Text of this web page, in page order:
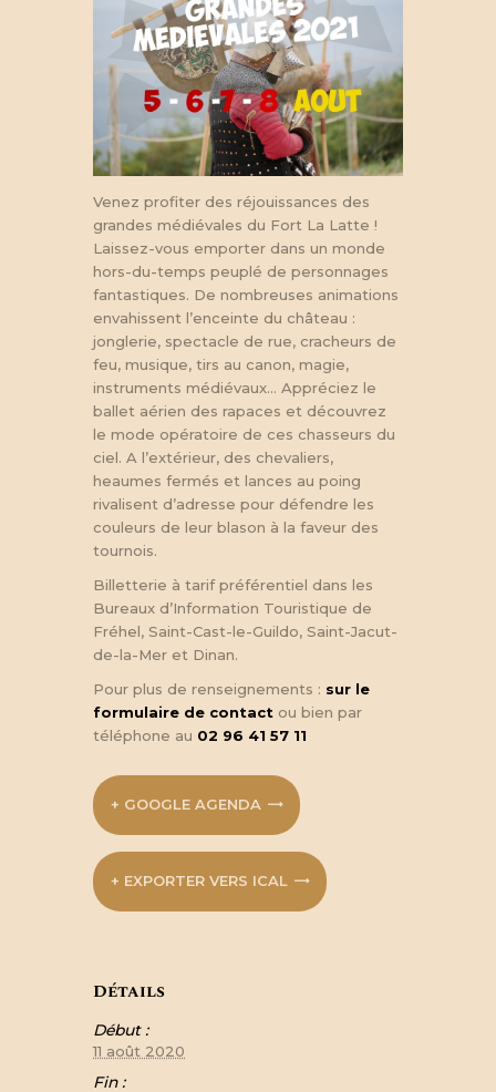
Venez profiter des réjouissances des
grandes médiévales du Fort La Latte !
Laissez-vous emporter dans un monde
hors-du-temps peuplé de personnages
fantastiques. De nombreuses animations
envahissent l’enceinte du château :
jonglerie, spectacle de rue, cracheurs de
feu, musique, tirs au canon, magie,
instruments médiévaux… Appréciez le
ballet aérien des rapaces et découvrez
le mode opératoire de ces chasseurs du
ciel. A l’extérieur, des chevaliers,
heaumes fermés et lances au poing
rivalisent d’adresse pour défendre les
couleurs de leur blason à la faveur des
tournois.
Billetterie à tarif préférentiel dans les
Bureaux d’Information Touristique de
Fréhel, Saint-Cast-le-Guildo, Saint-Jacut-
de-la-Mer et Dinan.
Pour plus de renseignements : sur le
formulaire de contact ou bien par
téléphone au 02 96 41 57 11
+ GOOGLE AGENDA
+ EXPORTER VERS ICAL
Détails
Début :
11 août 2020
Fin :